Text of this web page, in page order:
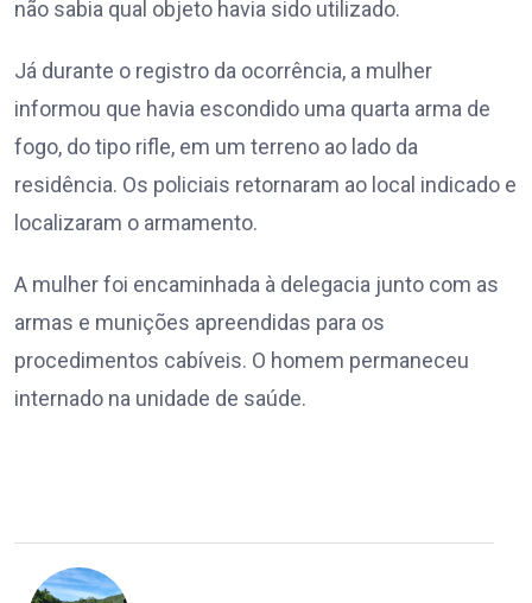
não sabia qual objeto havia sido utilizado.
Já durante o registro da ocorrência, a mulher
informou que havia escondido uma quarta arma de
fogo, do tipo rifle, em um terreno ao lado da
residência. Os policiais retornaram ao local indicado e
localizaram o armamento.
A mulher foi encaminhada à delegacia junto com as
armas e munições apreendidas para os
procedimentos cabíveis. O homem permaneceu
internado na unidade de saúde.